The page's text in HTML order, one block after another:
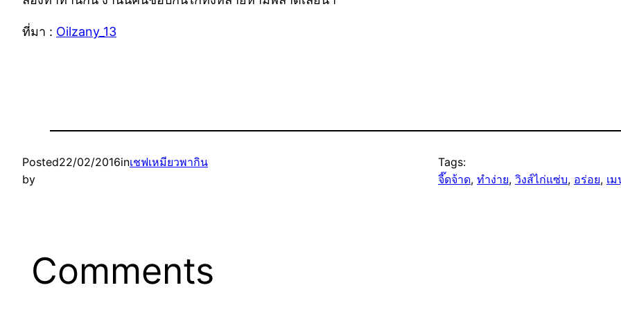
ที่มา : Oilzany_13
Posted22/02/2016inเชฟเหมียวพากิน
by
Tags:
จี๊ดจ้าด, ทำง่าย, วิงส์ไก่แซ่บ, อร่อย, เ
Comments